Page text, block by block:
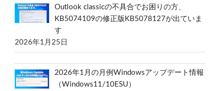
Outlook classicの不具合でお困りの方、
KB5074109の修正版KB5078127が出ていま
す
2026年1月25日
2026年1月の月例Windowsアップデート情報
（Windows11/10ESU）